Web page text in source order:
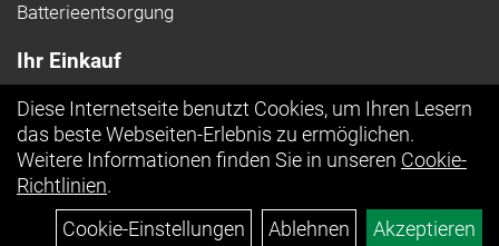
Batterieentsorgung
Ihr Einkauf
Top Artikel
Diese Internetseite benutzt Cookies, um Ihren Lesern
das beste Webseiten-Erlebnis zu ermöglichen.
Weitere Informationen finden Sie in unseren Cookie-
Richtlinien.
Cookie-Einstellungen
Ablehnen Akzeptieren